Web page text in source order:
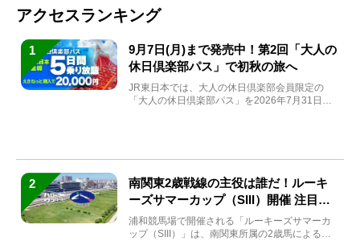
アクセスランキング
1
9月7日(月)まで発売中！第2回「大人の
休日倶楽部パス」で初秋の旅へ
JR東日本では、大人の休日倶楽部会員限定の
「大人の休日倶楽部パス」を2026年7月31日
2
南関東2歳戦線の主役は誰だ！ルーキ
ーズサマーカップ（SIII）開催 注目馬
と見どころをチェック
浦和競馬場で開催される「ルーキーズサマーカ
ップ（SIII）」は、南関東所属の2歳馬による注